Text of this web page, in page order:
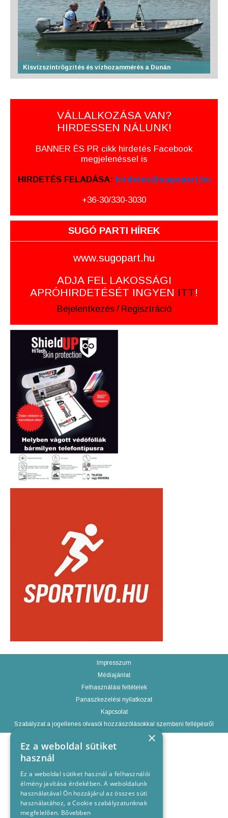
Kisvízszintrögzítés és vízhozammérés a Dunán
VÁLLALKOZÁSA VAN?
HIRDESSEN NÁLUNK!
BANNER ÉS PR cikk hirdetés Facebook
megjelenéssel is
HIRDETÉS FELADÁSA: hirdetes@sugopart.hu
+36-30/330-3030
SUGÓ PARTI HÍREK
www.sugopart.hu
ADJA FEL LAKOSSÁGI
APRÓHIRDETÉSÉT INGYEN ITT!
Bejelentkezés / Regisztráció
Impresszum
Médiajánlat
Felhasználási feltételek
Panaszkezelési nyilatkozat
Kapcsolat
Szabályzat a jogellenes olvasói hozzászólásokkal szembeni fellépésről
×
Ez a weboldal sütiket
használ
Ez a weboldal sütiket használ a felhasználói
élmény javítása érdekében. A weboldalunk
használatával Ön hozzájárul az összes süti
használatához, a Cookie szabályzatunknak
megfelelően. Bővebben